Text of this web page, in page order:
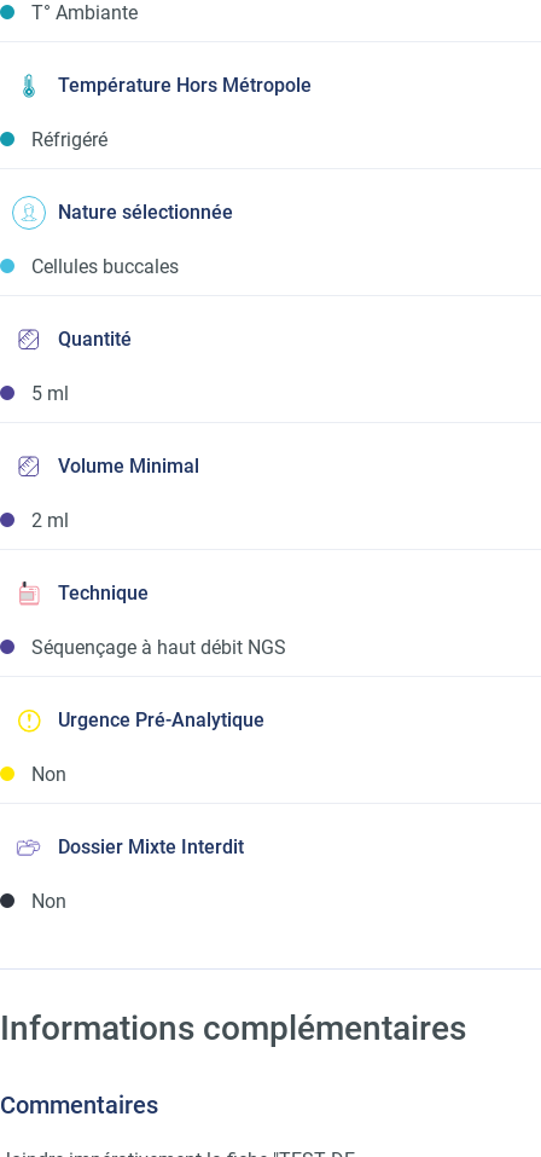
T° Ambiante
Température Hors Métropole
Réfrigéré
Nature sélectionnée
Cellules buccales
Quantité
5 ml
Volume Minimal
2 ml
Technique
Séquençage à haut débit NGS
Urgence Pré-Analytique
Non
Dossier Mixte Interdit
Non
Informations complémentaires
Commentaires